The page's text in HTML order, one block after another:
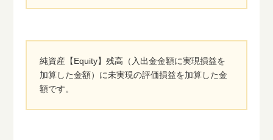
純資産【Equity】残高（入出金金額に実現損益を
加算した金額）に未実現の評価損益を加算した金
額です。